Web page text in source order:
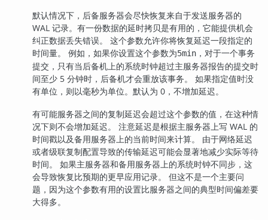
默认情况下，后备服务器会尽快恢复来自于发送服务器的
WAL 记录。有一份数据的延时拷贝是有用的，它能提供机会
纠正数据丢失错误。 这个参数允许你将恢复延迟一段指定的
时间量。 例如，如果你设置这个参数为5min ，对于一个事务
提交，只有当后备机上的系统时钟超过主服务器报告的提交时
间至少 5 分钟时，后备机才会重放该事务。 如果指定值时没
有单位，则以毫秒为单位。默认为 0，不增加延迟。
有可能服务器之间的复制延迟会超过这个参数的值，在这种情
况下则不会增加延迟。 注意延迟是根据主服务器上写 WAL 的
时间戳以及备用服务器上的当前时间来计算。 由于网络延迟
或者级联复制配置导致的传输延迟可能会显著地减少实际等待
时间。 如果主服务器和备用服务器上的系统时钟不同步，这
会导致恢复比预期的更早应用记录。 但这不是一个主要问
题，因为这个参数有用的设置比服务器之间的典型时间偏差要
大得多。